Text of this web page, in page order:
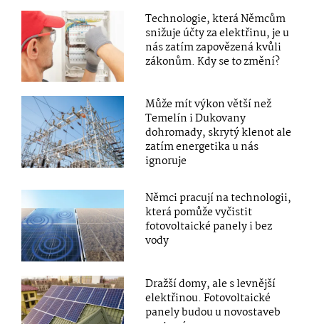
Technologie, která Němcům
snižuje účty za elektřinu, je u
nás zatím zapovězená kvůli
zákonům. Kdy se to změní?
Může mít výkon větší než
Temelín i Dukovany
dohromady, skrytý klenot ale
zatím energetika u nás
ignoruje
Němci pracují na technologii,
která pomůže vyčistit
fotovoltaické panely i bez
vody
Dražší domy, ale s levnější
elektřinou. Fotovoltaické
panely budou u novostaveb